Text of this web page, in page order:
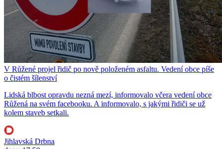
V Růžené projel řidič po nově položeném asfaltu. Vedení obce píše
o čistém šílenství
Lidská blbost opravdu nezná mezí, informovalo včera vedení obce
Růžená na svém facebooku. A informovalo, s jakými řidiči se už
kolem staveb setkali.
Jihlavská Drbna